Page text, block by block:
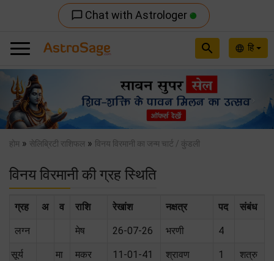
chat_bubble_outline Chat with Astrologer
language हि
search
Previous
होम » सेलिब्रिटी राशिफल » विनय विरमानी का जन्म चार्ट / कुंडली
विनय विरमानी की ग्रह स्थिति
ग्रह अ व राशि रेखांश नक्षत्र पद संबंध
लग्न मेष 26-07-26 भरणी 4
सूर्य मा मकर 11-01-41 श्र‌ावण 1 शत्रु